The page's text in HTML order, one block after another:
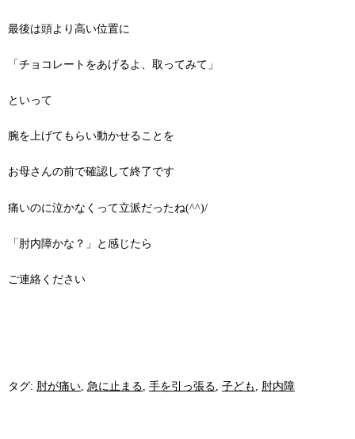
最後は頭より高い位置に
「チョコレートをあげるよ、取ってみて」
といって
腕を上げてもらい動かせることを
お母さんの前で確認して終了です
痛いのに泣かなくって立派だったね(^^)/
「肘内障かな？」と感じたら
ご連絡ください
タグ: 肘が痛い, 急に止まる, 手を引っ張る, 子ども , 肘内障